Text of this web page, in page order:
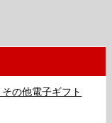
の他電子ギフト